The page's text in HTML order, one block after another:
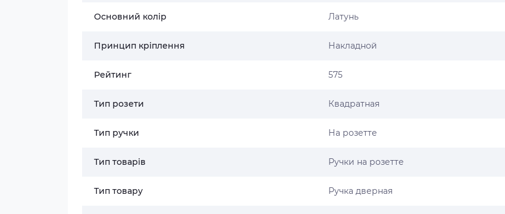
Основний колір Латунь
Принцип кріплення Накладной
Рейтинг 575
Тип розети Квадратная
Тип ручки На розетте
Тип товарів Ручки на розетте
Тип товару Ручка дверная